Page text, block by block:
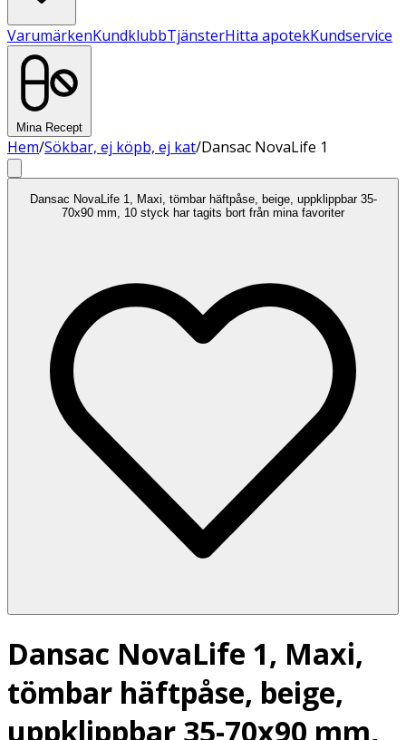
VarumärkenKundklubbTjänsterHitta apotekKundservice
Mina Recept
Hem/Sökbar, ej köpb, ej kat/Dansac NovaLife 1
Dansac NovaLife 1, Maxi, tömbar häftpåse, beige, uppklippbar 35-
70x90 mm, 10 styck har tagits bort från mina favoriter
Dansac NovaLife 1, Maxi,
tömbar häftpåse, beige,
uppklippbar 35-70x90 mm,